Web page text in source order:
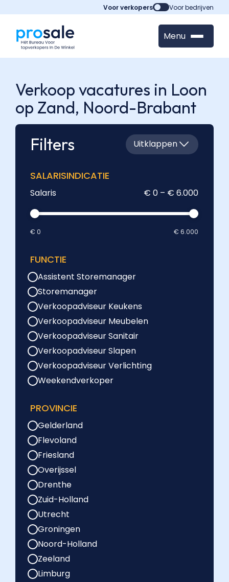
Voor verkopers Voor bedrijven
Menu
Verkoop vacatures in Loon
op Zand, Noord-Brabant
Filters
Uitklappen
SALARISINDICATIE
Salaris € 0 – € 6.000
€ 0 € 6.000
FUNCTIE
Assistent Storemanager
Storemanager
Verkoopadviseur Keukens
Verkoopadviseur Meubelen
Verkoopadviseur Sanitair
Verkoopadviseur Slapen
Verkoopadviseur Verlichting
Weekendverkoper
PROVINCIE
Gelderland
Flevoland
Friesland
Overijssel
Drenthe
Zuid-Holland
Utrecht
Groningen
Noord-Holland
Zeeland
Limburg